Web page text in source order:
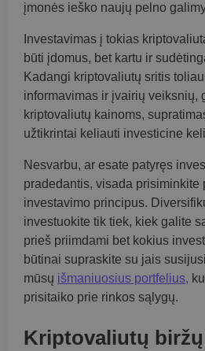
įmonės ieško naujų pelno
Investavimas į tokias
būti įdomus, bet kartu ir
Kadangi kriptovaliutų sritis
informavimas ir įvairių veiksnių,
kriptovaliutų kainoms,
užtikrintai keliauti investicine
Nesvarbu, ar esate patyręs
pradedantis, visada prisiminkite
investavimo principus.
investuokite tik tiek, kiek galite
prieš priimdami bet kokius
būtinai supraskite su jais
mūsų išmaniuosius portfelius,
prisitaiko prie rinkos sąlygų.
Kriptovaliutų